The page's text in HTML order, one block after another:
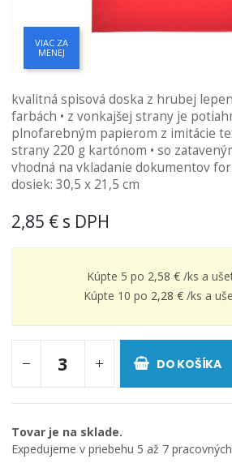
VIAC ZA
MENEJ
na
začiatok
galérie
obrázkov
kvalitná spisová doska z hrubej
farbách • z vonkajšej strany je
plnofarebným papierom z imitácie
strany 220 g kartónom • so
vhodná na vkladanie dokumentov
dosiek: 30,5 x 21,5 cm
2,85 €
Kúpte 5 po 2,58 € /ks a
Kúpte 10 po 2,28 € /ks a
DO KOŠÍKA
Tovar je na sklade.
Expedujeme v priebehu 5 až 7